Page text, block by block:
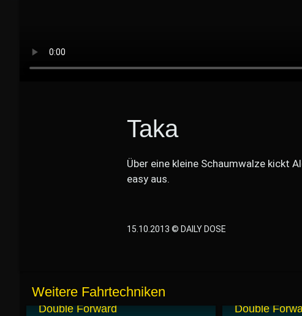
Taka
Über eine kleine Schaumwalze kickt
easy aus.
15.10.2013 © DAILY DOSE
Weitere Fahrtechniken
04.11.2013
Double Forward Double